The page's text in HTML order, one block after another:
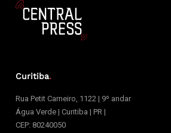
Curitiba.
Rua Petit Carneiro, 1122 | 9º andar
Água Verde | Curitiba | PR |
CEP: 80240050